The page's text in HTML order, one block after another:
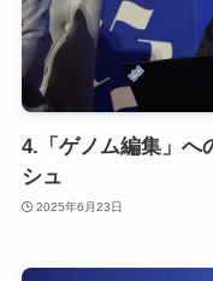
4.「ゲノム編集」へ
シュ
2025年6月23日